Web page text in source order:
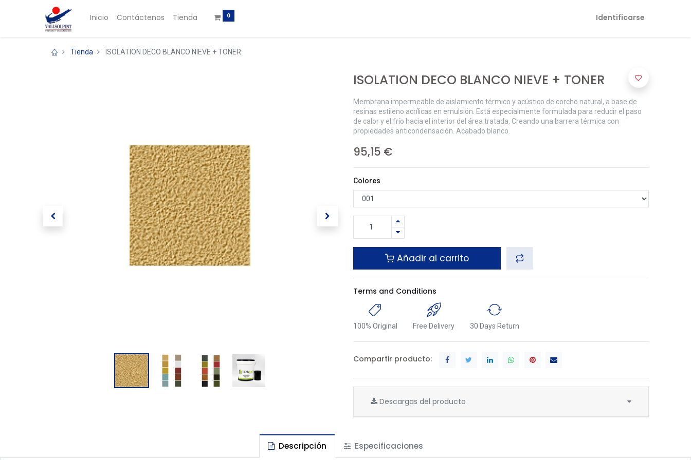
Inicio Contáctenos Tienda 0 Identificarse
Tienda ISOLATION DECO BLANCO NIEVE + TONER
ISOLATION DECO BLANCO NIEVE + TONER
Membrana impermeable de aislamiento térmico y acústico de corcho natural, a base de
resinas estileno acrílicas en emulsión. Está especialmente formulada para reducir el paso
de calor y el frío hacia el interior del área tratada. Creando una barrera térmica con
propiedades anticondensación. Acabado blanco.
95,15 €
Colores
Añadir al carrito
Terms and Conditions
100% Original Free Delivery 30 Days Return
Compartir producto:
Descargas del producto
Descripción Especificaciones